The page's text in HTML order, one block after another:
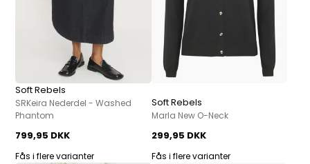
Soft Rebels
SRKeira Nederdel - Washed
Phantom
799,95 DKK
Fås i flere varianter
Soft Rebels
Marla New O-Neck
299,95 DKK
Fås i flere varianter